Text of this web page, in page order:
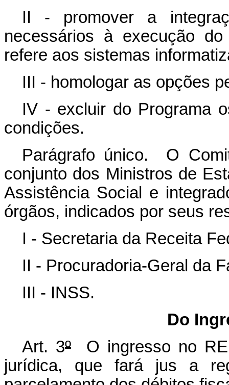
II - promover a
necessários à execução
refere aos sistemas
III - homologar as opções
IV - excluir do Programa
condições.
Parágrafo único. O
conjunto dos Ministros de
Assistência Social e
órgãos, indicados por seus
I - Secretaria da Receita
II - Procuradoria-Geral da
III - INSS.
Do
Art. 3º O ingresso no
jurídica, que fará jus a